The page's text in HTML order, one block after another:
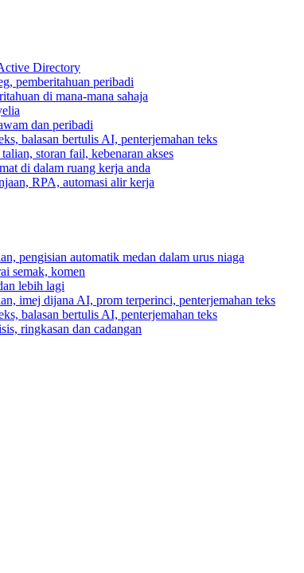
Directory
pemberitahuan peribadi
di mana-mana sahaja
dan peribadi
balasan bertulis AI, penterjemahan teks
storan fail, kebenaran akses
di dalam ruang kerja anda
RPA, automasi alir kerja
pengisian automatik medan dalam urus niaga
semak, komen
lebih lagi
imej dijana AI, prom terperinci, penterjemahan teks
balasan bertulis AI, penterjemahan teks
ringkasan dan cadangan